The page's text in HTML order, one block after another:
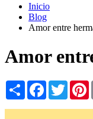
Inicio
Blog
Amor entre
Amor
Share Facebook
Twitter